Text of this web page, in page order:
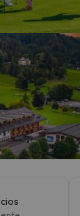
vuelve.